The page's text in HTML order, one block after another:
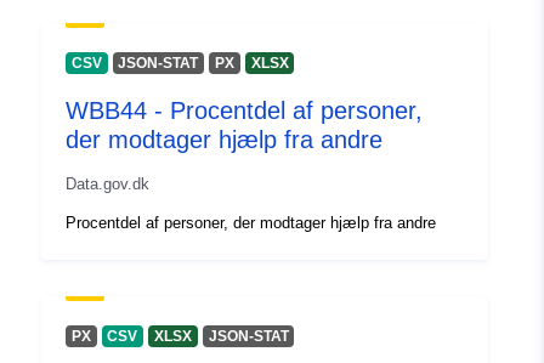
Fortegnelse over
kataloger:
Tilføjet til data.europa.eu:
July 2026
]
CSV JSON-STAT PX XLSX
WBB44 - Procentdel af personer,
der modtager hjælp fra andre
Data.gov.dk
Procentdel af personer, der modtager hjælp fra andre
PX CSV XLSX JSON-STAT